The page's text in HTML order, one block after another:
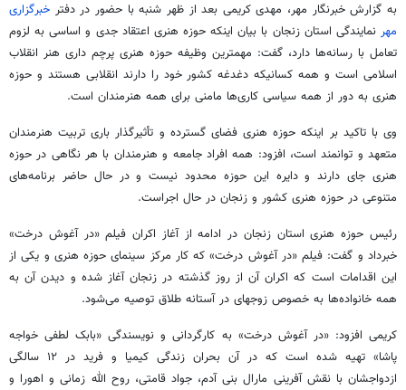
به گزارش خبرنگار مهر، مهدی کریمی بعد از ظهر شنبه با حضور در دفتر خبرگزاری
مهر نمایندگی استان زنجان با بیان اینکه حوزه هنری اعتقاد جدی و اساسی به لزوم
تعامل با رسانه‌ها دارد، گفت: مهمترین وظیفه حوزه هنری پرچم داری هنر انقلاب
اسلامی است و همهکسانیکهدغدغه کشور خود را دارند انقلابی هستند و حوزه
هنری به دور از همه سیاسی کاری‌ها مامنی برای همه هنرمندان است.
وی با تاکید بر اینکه حوزه هنری فضای گسترده و تأثیرگذار باری تربیت هنرمندان
متعهد و توانمند است، افزود: همه افراد جامعه و هنرمندان با هر نگاهی در حوزه
هنری جای دارند و دایره این حوزه محدود نیست و در حال حاضر برنامه‌های
متنوعی در حوزه هنری کشور و زنجان در حال اجراست.
رئیس حوزه هنری استان زنجان در ادامه از آغاز اکران فیلم «در آغوش درخت»
خبرداد و گفت: فیلم «در آغوش درخت» که کار مرکز سینمای حوزه هنری و یکی از
این اقدامات است که اکران آن از روز گذشته در زنجان آغاز شده و دیدن آن به
همه خانواده‌ها به خصوص زوجهای در آستانه طلاق توصیه می‌شود.
کریمی افزود: «در آغوش درخت» به کارگردانی و نویسندگی «بابک لطفی خواجه
پاشا» تهیه شده است که در آن بحران زندگی کیمیا و فرید در ۱۲ سالگی
ازدواجشان با نقش آفرینی مارال بنی آدم، جواد قامتی، روح الله زمانی و اهورا و